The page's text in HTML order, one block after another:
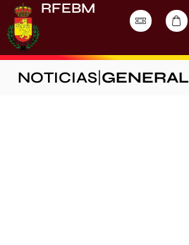
RFEBM
NOTICIAS GENERAL